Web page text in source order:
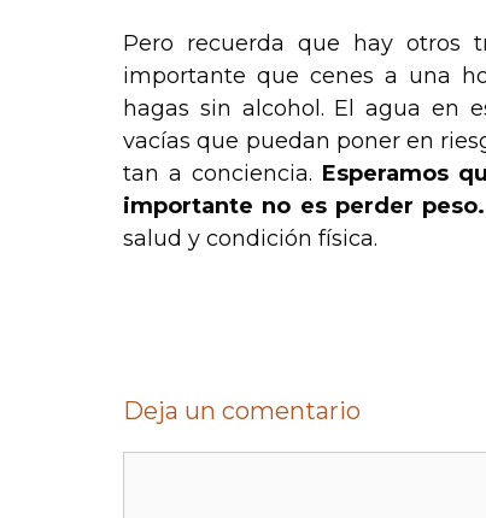
Pero recuerda que hay otros
importante que cenes a una
hagas sin alcohol. El agua en
vacías que puedan poner en
tan a conciencia. Esperamos
importante no es perder
salud y condición física.
Deja un comentario